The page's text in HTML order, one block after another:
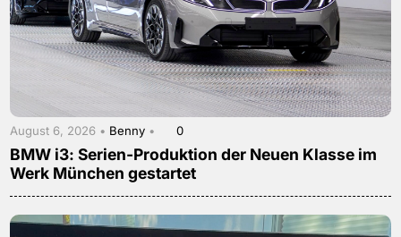
August 6, 2026 • Benny • 0
BMW i3: Serien-Produktion der Neuen Klasse im
Werk München gestartet